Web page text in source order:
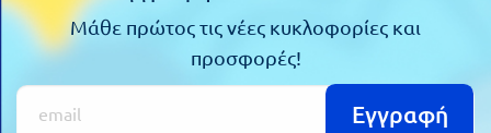
Μάθε πρώτος τις νέες κυκλοφορίες και
προσφορές!
Εγγραφή